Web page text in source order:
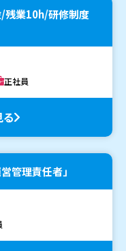
/残業10h/研修制度
正社員
管理責任者」